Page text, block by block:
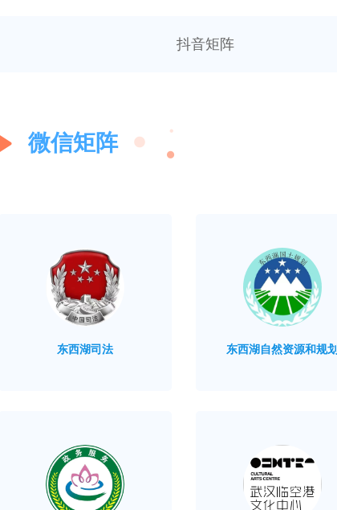
抖音矩阵
微信矩阵
东西湖司法 东西湖自然资源和规划